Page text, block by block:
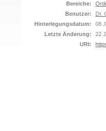
Bereiche:
Benutzer:
Dr.
Hinterlegungsdatum:
08
Letzte Änderung:
22
URI: